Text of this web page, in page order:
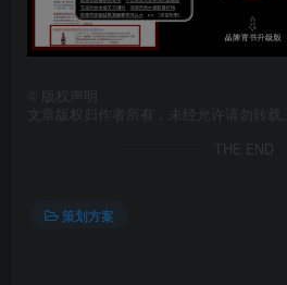
版权声明
文章版权归作者所有，未经允许请勿转载。
THE END
策划方案